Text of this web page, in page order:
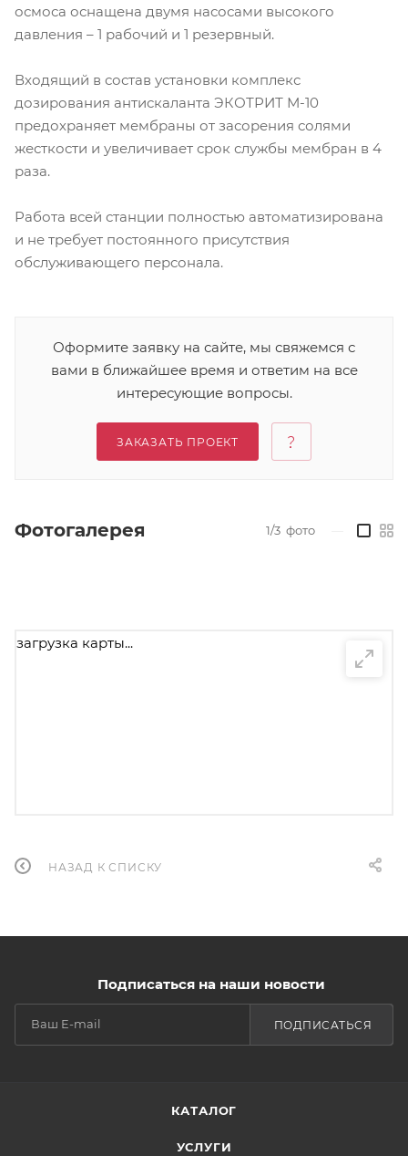
осмоса оснащена двумя насосами высокого
давления – 1 рабочий и 1 резервный.
Входящий в состав установки комплекс
дозирования антискаланта ЭКОТРИТ М-10
предохраняет мембраны от засорения солями
жесткости и увеличивает срок службы мембран в 4
раза.
Работа всей станции полностью автоматизирована
и не требует постоянного присутствия
обслуживающего персонала.
Оформите заявку на сайте, мы свяжемся с
вами в ближайшее время и ответим на все
интересующие вопросы.
ЗАКАЗАТЬ ПРОЕКТ
Фотогалерея 1/3 фото
загрузка карты...
НАЗАД К СПИСКУ
Подписаться на наши новости
ПОДПИСАТЬСЯ
КАТАЛОГ
УСЛУГИ